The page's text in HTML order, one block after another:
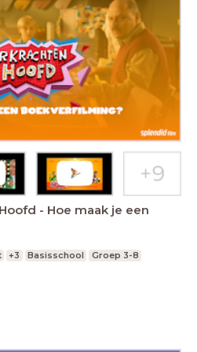
- Hoe maak je een
+3 Basisschool Groep 3-8